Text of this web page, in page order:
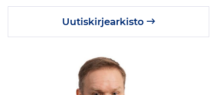
Uutiskirjearkisto